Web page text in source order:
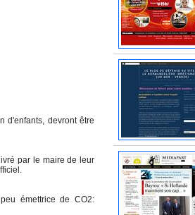
d'enfants, devront être
par le maire de leur
émettrice de CO2: